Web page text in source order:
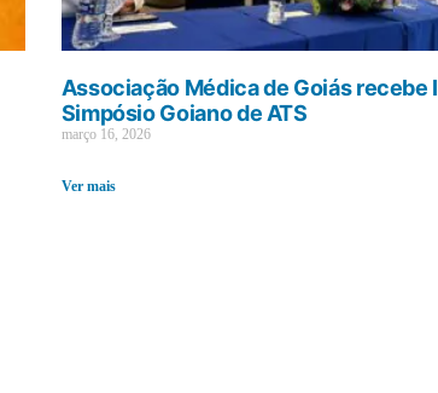
Associação Médica de Goiás recebe I
Simpósio Goiano de ATS
março 16, 2026
Ver mais